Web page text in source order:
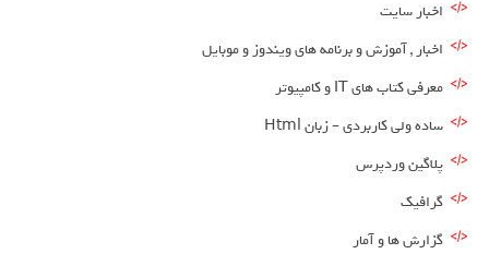
اخبار سایت
اخبار , آموزش و برنامه های ویندوز و موبایل
معرفی کتاب های IT و کامپیوتر
ساده ولی کاربردی – زبان Html
پلاگین وردپرس
گرافیک
گزارش ها و آمار